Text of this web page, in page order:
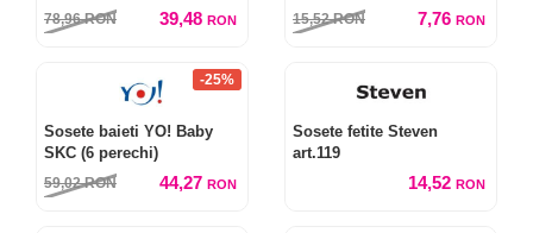
(6 perechi)
78,96RON 39,48 RON
art.145
15,52RON 7,76 RON
-25%
Sosete baieti YO! Baby
SKC (6 perechi)
59,02RON 44,27 RON
Sosete fetite Steven
art.119
14,52 RON